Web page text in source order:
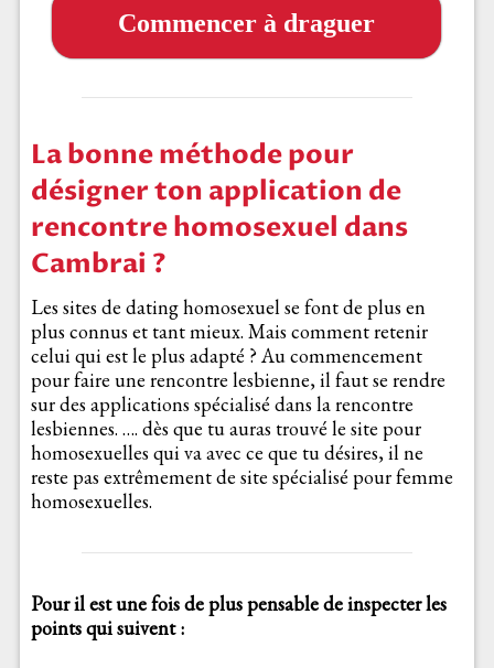
Commencer à draguer
La bonne méthode pour
désigner ton application de
rencontre homosexuel dans
Cambrai ?
Les sites de dating homosexuel se font de plus en
plus connus et tant mieux. Mais comment retenir
celui qui est le plus adapté ? Au commencement
pour faire une rencontre lesbienne, il faut se rendre
sur des applications spécialisé dans la rencontre
lesbiennes. …. dès que tu auras trouvé le site pour
homosexuelles qui va avec ce que tu désires, il ne
reste pas extrêmement de site spécialisé pour femme
homosexuelles.
Pour il est une fois de plus pensable de inspecter les
points qui suivent :